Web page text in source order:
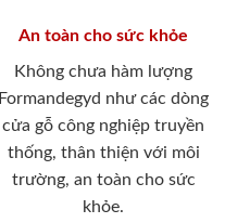
An toàn cho sức khỏe
Không chưa hàm lượng
Formandegyd như các dòng
cửa gỗ công nghiệp truyền
thống, thân thiện với môi
trường, an toàn cho sức
khỏe.